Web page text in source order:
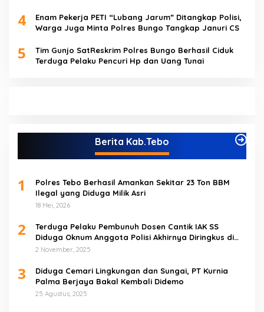
4
Enam Pekerja PETI “Lubang Jarum” Ditangkap Polisi,
Warga Juga Minta Polres Bungo Tangkap Januri CS
5
Tim Gunjo SatReskrim Polres Bungo Berhasil Ciduk
Terduga Pelaku Pencuri Hp dan Uang Tunai
Berita Kab.Tebo
1
Polres Tebo Berhasil Amankan Sekitar 23 Ton BBM
Ilegal yang Diduga Milik Asri
18 Mei, 2026
2
Terduga Pelaku Pembunuh Dosen Cantik IAK SS
Diduga Oknum Anggota Polisi Akhirnya Diringkus di
Tebo Tengah
2 November, 2025
3
Diduga Cemari Lingkungan dan Sungai, PT Kurnia
Palma Berjaya Bakal Kembali Didemo
25 Agustus, 2025